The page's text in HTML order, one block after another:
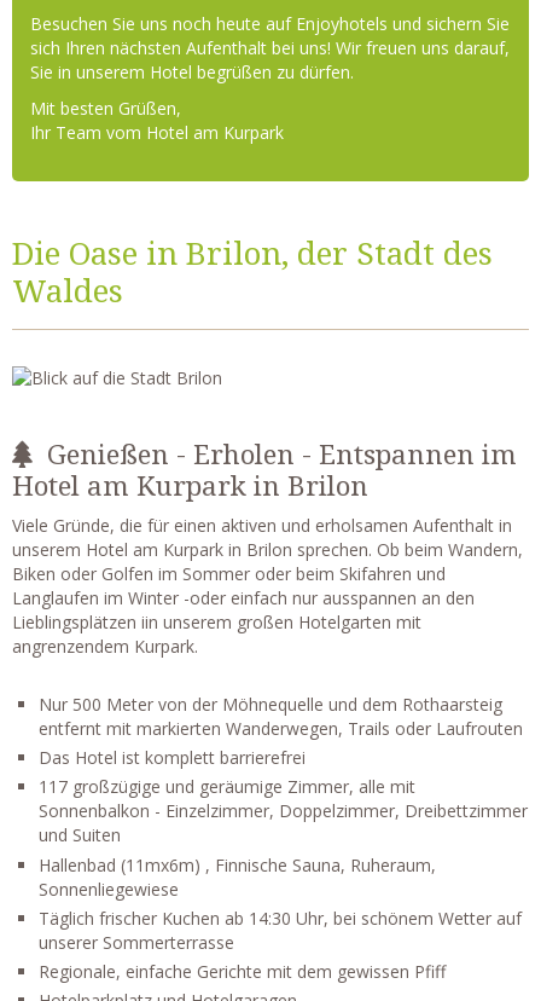
Besuchen Sie uns noch heute auf Enjoyhotels und sichern Sie
sich Ihren nächsten Aufenthalt bei uns! Wir freuen uns darauf,
Sie in unserem Hotel begrüßen zu dürfen.
Mit besten Grüßen,
Ihr Team vom Hotel am Kurpark
Die Oase in Brilon, der Stadt des
Waldes
Genießen - Erholen - Entspannen im
Hotel am Kurpark in Brilon
Viele Gründe, die für einen aktiven und erholsamen Aufenthalt in
unserem Hotel am Kurpark in Brilon sprechen. Ob beim Wandern,
Biken oder Golfen im Sommer oder beim Skifahren und
Langlaufen im Winter -oder einfach nur ausspannen an den
Lieblingsplätzen iin unserem großen Hotelgarten mit
angrenzendem Kurpark.
Nur 500 Meter von der Möhnequelle und dem Rothaarsteig
entfernt mit markierten Wanderwegen, Trails oder Laufrouten
Das Hotel ist komplett barrierefrei
117 großzügige und geräumige Zimmer, alle mit
Sonnenbalkon - Einzelzimmer, Doppelzimmer, Dreibettzimmer
und Suiten
Hallenbad (11mx6m) , Finnische Sauna, Ruheraum,
Sonnenliegewiese
Täglich frischer Kuchen ab 14:30 Uhr, bei schönem Wetter auf
unserer Sommerterrasse
Regionale, einfache Gerichte mit dem gewissen Pfiff